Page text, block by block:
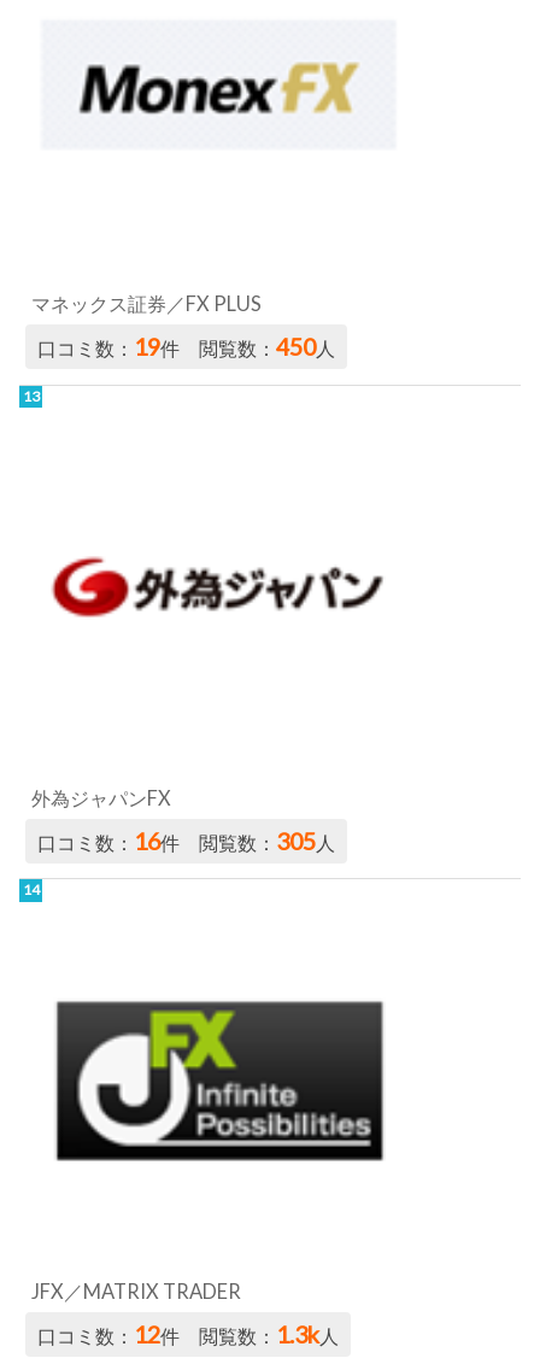
マネックス証券／FX PLUS
口コミ数： 19件 閲覧数：450人
外為ジャパンFX
口コミ数： 16件 閲覧数： 305 人
JFX／MATRIX TRADER
口コミ数： 12件 閲覧数： 1.3k人